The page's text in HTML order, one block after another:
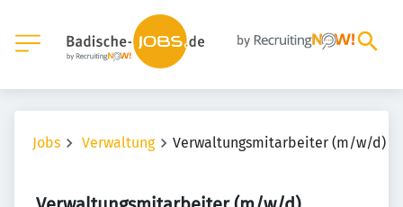
Jobs Verwaltung Verwaltungsmitarbeiter (m/w/d)